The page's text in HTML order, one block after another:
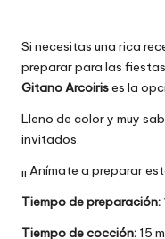
Si necesitas una rica
preparar para las
Gitano Arcoirises la
Lleno de color y muy
invitados.
¡¡ Anímate a preparar
Tiempo de preparación:
Tiempo de cocción: 15